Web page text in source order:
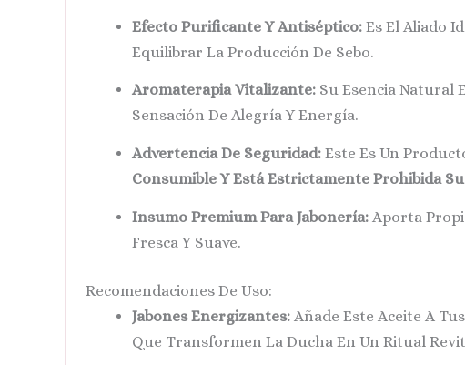
Efecto Purificante Y Antiséptico: Es El Aliado
Equilibrar La Producción De Sebo.
Aromaterapia Vitalizante: Su Esencia Natural
Sensación De Alegría Y Energía.
Advertencia De Seguridad: Este Es Un
Consumible Y Está Estrictamente Prohibida
Insumo Premium Para Jabonería: Aporta
Fresca Y Suave.
Recomendaciones De Uso:
Jabones Energizantes: Añade Este Aceite A
Que Transformen La Ducha En Un Ritual